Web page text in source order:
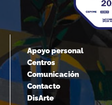
Apoyo personal
Centros
Comunicación
Contacto
DisArte